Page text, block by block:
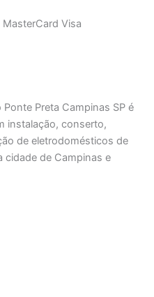
Visa
Preta Campinas SP é
instalação, conserto,
de eletrodomésticos de
cidade de Campinas e